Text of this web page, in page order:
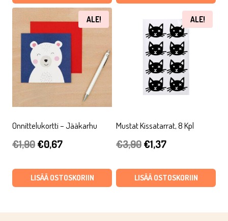
€1,45.
ALE!
Onnittelukortti – Jääkarhu
€1,90Alkuperäinen
oli:
€0,67Nykyinen
on:
LISÄÄ OSTOSKORIIN
ALE!
Mustat Kissatarrat, 8 Kpl
€3,90Alkuperäinen
oli:
€1,37Nykyinen
on:
LISÄÄ OSTOSKORIIN